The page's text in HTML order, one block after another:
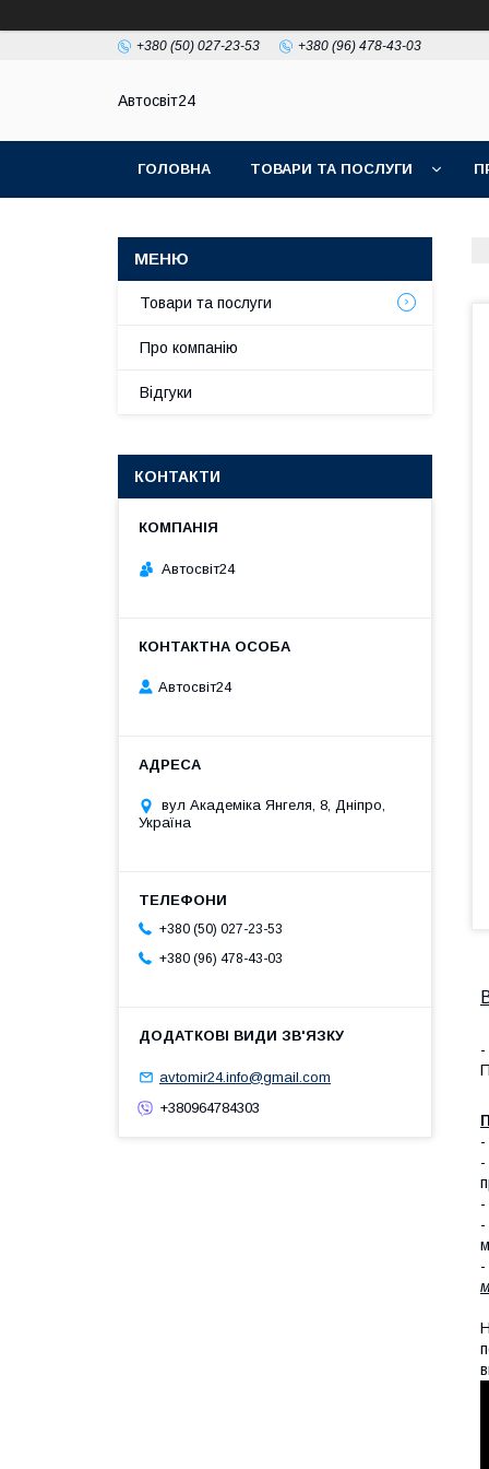
+380 (50) 027-23-53 +380 (96) 478-43-03
Автосвіт24
ГОЛОВНА ТОВАРИ ТА ПОСЛУГИ
-
-
-
-
-
Товари та послуги
Про компанію
Відгуки
КОНТАКТИ
Автосвіт24
Автосвіт24
вул Академіка Янгеля, 8, Дніпро,
Україна
+380 (50) 027-23-53
+380 (96) 478-43-03
avtomir24.info@gmail.com
+380964784303